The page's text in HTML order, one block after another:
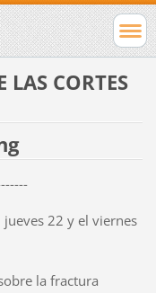
LAS CORTES
22 y el viernes
la fractura